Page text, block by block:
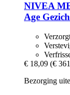
NIVEA
Age
€ 18,09 (€
Bezorging